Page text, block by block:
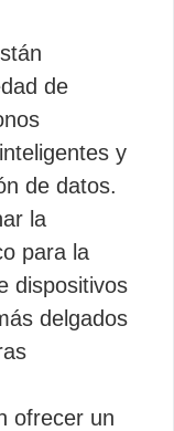
de
y
de datos.
la
para la
dispositivos
delgados
ofrecer un